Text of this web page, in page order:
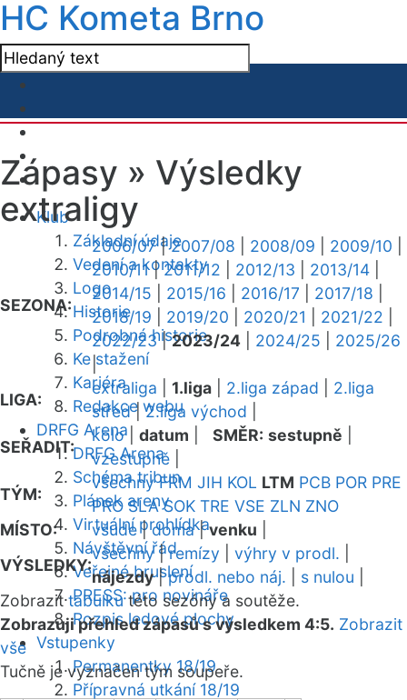
HC Kometa Brno
Klub
Základní údaje
Vedení a kontakty
Logo
Historie
Podrobná historie
Ke stažení
Kariéra
Redakce webu
DRFG Arena
DRFG Arena
Schéma tribun
Plánek areny
Virtuální prohlídka
Návštěvní řád
Veřejné bruslení
PRESS: pro novináře
Rozpis ledové plochy
Vstupenky
Permanentky 18/19
Přípravná utkání 18/19
Zápasy » Výsledky
extraligy
SEZONA:
2006/07|2007/08 2008/09 2009/10
2010/11|2011/12 2012/13 2013/14
2014/15
2015/16 2016/17 2017/18
2018/19
2019/20 2020/21 2021/22
2022/23|2023/24 2024/25
2025/26
|
LIGA:
extraliga 1.liga 2.liga západ
2.liga
střed|2.liga východ
SEŘADIT:
kolo| datum SMĚR: sestupně
vzestupně
TÝM:
všechny FRM JIH KOL LTM PCB POR PRE
PRO SLA SOK TRE VSE ZLN ZNO
MÍSTO:
všude|doma|venku
VÝSLEDKY:
všechny|remízy výhry v prodl.
nájezdy|prodl. nebo náj. s nulou
Zobrazittabulkutéto sezóny a soutěže.
Zobrazuji přehled zápasů s výsledkem 4:5. Zobrazit
vše
Tučně je vyznačen tým soupeře.